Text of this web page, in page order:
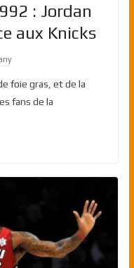
: Jordan
aux Knicks
foie gras, et de la
fans de la